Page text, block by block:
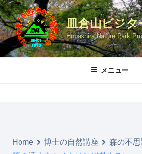
コ
ン
テ
ン
皿倉山ビジタ
Hobashira Nature Park
メニュー
Home 博士の自然講座
森の不思